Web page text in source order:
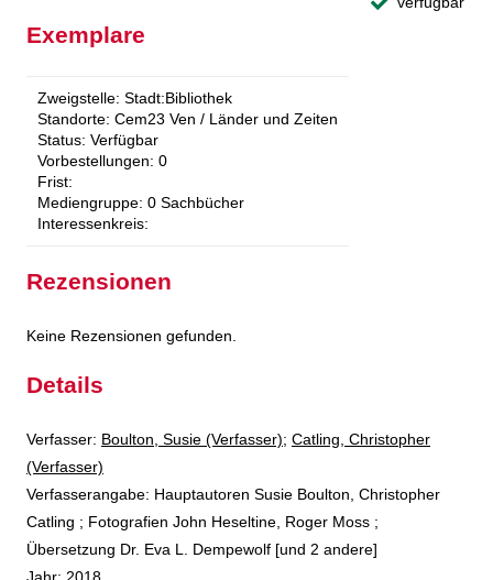
Exemplare
Zweigstelle: Stadt:Bibliothek
Standorte: Cem23 Ven / Länder und Zeiten
Status: Verfügbar
Vorbestellungen: 0
Frist:
Mediengruppe: 0 Sachbücher
Interessenkreis:
Rezensionen
Keine Rezensionen gefunden.
Details
Verfasser: Suche nach diesem Verfasser
Boulton, Susie (Verfasser); Catling, Christopher
(Verfasser)
Verfasserangabe: Hauptautoren Susie Boulton, Christopher
Catling ; Fotografien John Heseltine, Roger Moss ;
Übersetzung Dr. Eva L. Dempewolf [und 2 andere]